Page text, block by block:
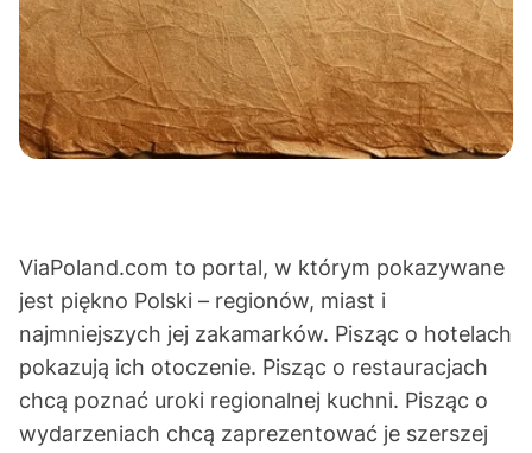
ViaPoland.com to portal, w którym pokazywane
jest piękno Polski – regionów, miast i
najmniejszych jej zakamarków. Pisząc o hotelach
pokazują ich otoczenie. Pisząc o restauracjach
chcą poznać uroki regionalnej kuchni. Pisząc o
wydarzeniach chcą zaprezentować je szerszej